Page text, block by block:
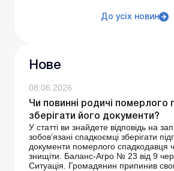
До усіх новин
Нове
08.06.2026
Чи повинні родичі померлого
зберігати його документи?
У статті ви знайдете відповідь на
зобов’язані спадкоємці зберігати
документи померлого спадкодавця
знищіти. Баланс-Агро № 23 від 9
Ситуація. Громадянин припинив